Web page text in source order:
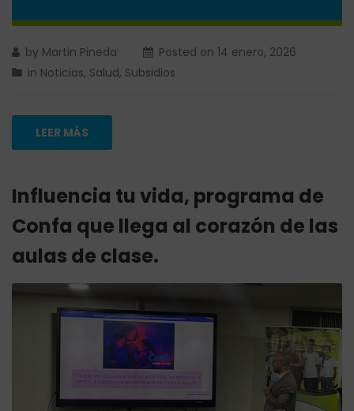
by Martin Pineda Posted on 14 enero, 2026
in Noticias, Salud, Subsidios
LEER MÁS
Influencia tu vida, programa de
Confa que llega al corazón de las
aulas de clase.